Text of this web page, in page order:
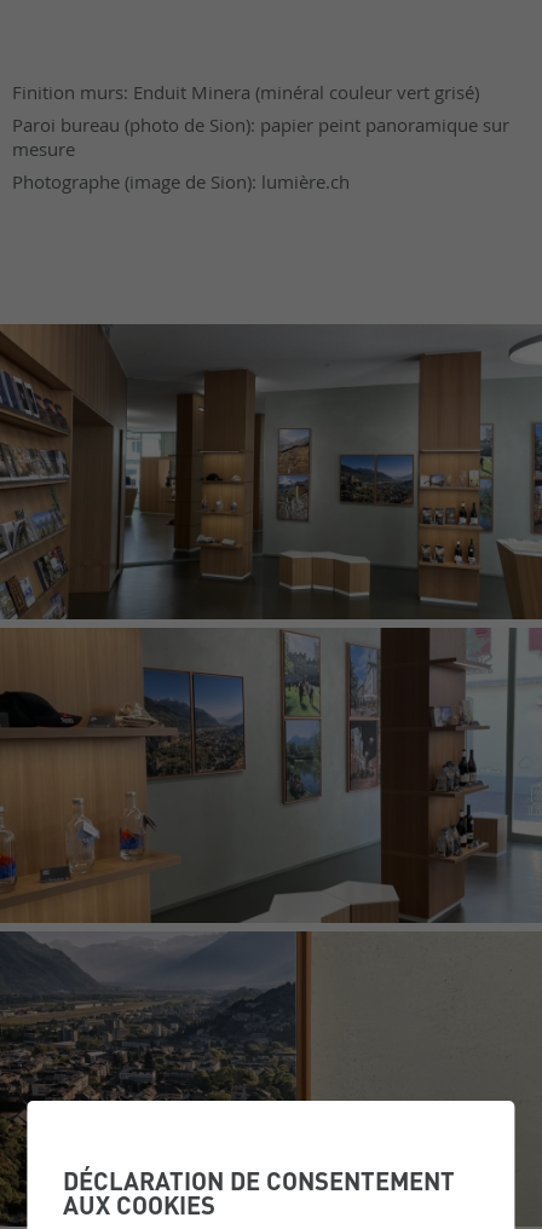
Finition murs: Enduit Minera (minéral couleur vert grisé)
Paroi bureau (photo de Sion): papier peint panoramique sur
mesure
Photographe (image de Sion): lumière.ch
DÉCLARATION DE CONSENTEMENT
AUX COOKIES